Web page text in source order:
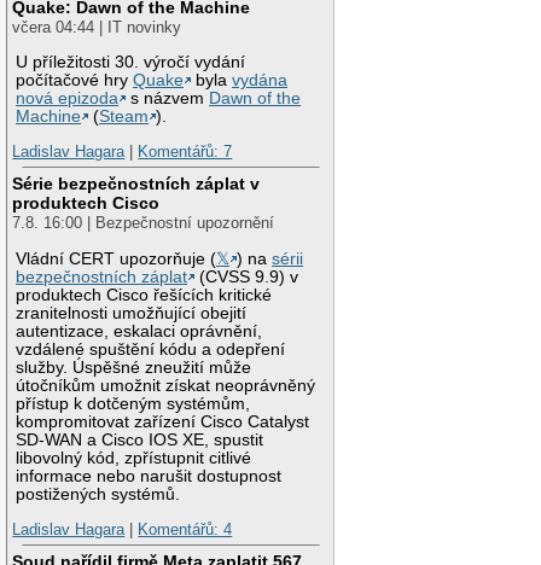
Quake: Dawn of the Machine
včera 04:44 | IT novinky
U příležitosti 30. výročí vydání
počítačové hryQuake bylavydána
nová epizoda
s názvem Dawn of the
Machine
(Steam ).
Ladislav Hagara| Komentářů: 7
Série bezpečnostních záplat v
produktech Cisco
7.8. 16:00 | Bezpečnostní upozornění
Vládní CERT upozorňuje (𝕏 ) nasérii
bezpečnostních záplat
(CVSS 9.9) v
produktech Cisco řešících kritické
zranitelnosti umožňující obejití
autentizace, eskalaci oprávnění,
vzdálené spuštění kódu a odepření
služby. Úspěšné zneužití může
útočníkům umožnit získat neoprávněný
přístup k dotčeným systémům,
kompromitovat zařízení Cisco Catalyst
SD-WAN a Cisco IOS XE, spustit
libovolný kód, zpřístupnit citlivé
informace nebo narušit dostupnost
postižených systémů.
Ladislav Hagara| Komentářů: 4